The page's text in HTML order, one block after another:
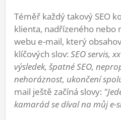
Téměř každý takový SEO
klienta, nadřízeného nebo
webu e-mail, který
klíčových slov: SEO servis,
výsledek, špatné SEO,
nehoráznost, ukončení
mail ještě začíná slovy:
kamarád se díval na můj e-